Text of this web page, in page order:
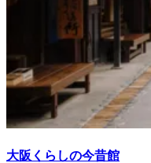
大阪くらしの今昔館